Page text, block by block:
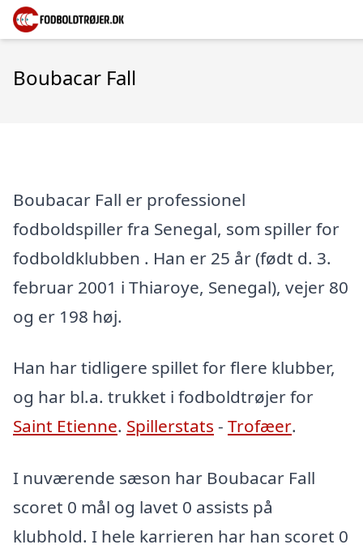
Boubacar Fall
Boubacar Fall er professionel
fodboldspiller fra Senegal, som spiller for
fodboldklubben . Han er 25 år (født d. 3.
februar 2001 i Thiaroye, Senegal), vejer 80
og er 198 høj.
Han har tidligere spillet for flere klubber,
og har bl.a. trukket i fodboldtrøjer for
Saint Etienne. Spillerstats - Trofæer.
I nuværende sæson har Boubacar Fall
scoret 0 mål og lavet 0 assists på
klubhold. I hele karrieren har han scoret 0